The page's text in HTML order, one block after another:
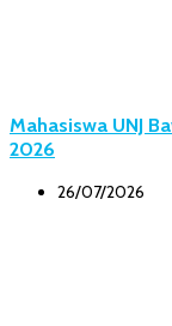
Mahasiswa UNJ
2026
26/07/2026